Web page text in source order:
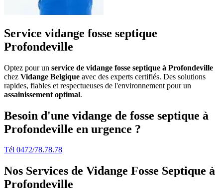
Service vidange fosse septique
Profondeville
Optez pour un service de vidange fosse septique à Profondeville
chez Vidange Belgique avec des experts certifiés. Des solutions
rapides, fiables et respectueuses de l'environnement pour un
assainissement optimal.
Besoin d'une vidange de fosse septique à
Profondeville en urgence ?
Tél 0472/78.78.78
Nos Services de Vidange Fosse Septique à
Profondeville